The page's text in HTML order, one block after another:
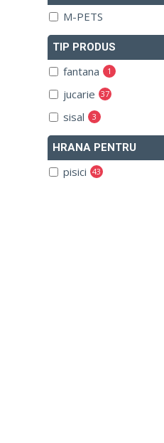
M-PETS
TIP PRODUS
fantana 1
jucarie 37
sisal 3
HRANA PENTRU
pisici 43